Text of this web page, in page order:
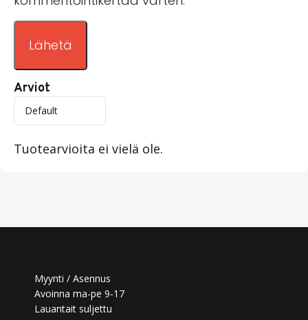
Arviot
Tuotearvioita ei vielä ole.
Myynti / Asennus
Avoinna ma-pe 9-17
Lauantait suljettu